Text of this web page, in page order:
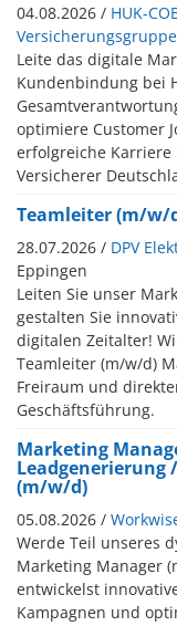
04.08.2026 / HUK-
Leite das digitale
Kundenbindung bei
optimiere Customer
erfolgreiche
Versicherer
Teamleiter (m/w/
28.07.2026 / DPV
Eppingen
Leiten Sie unser
gestalten Sie
digitalen Zeitalter!
Teamleiter (m/w/d)
Freiraum und
Geschäftsführung.
Marketing
Leadgenerierung
(m/w/d)
05.08.2026 /
Werde Teil unseres
Marketing Manager
entwickelst
Kampagnen und